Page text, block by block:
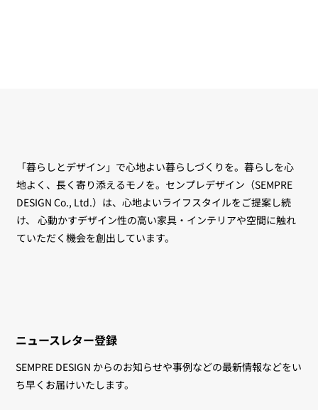
「暮らしとデザイン」で心地よい暮らしづくりを。暮らしを心
地よく、長く寄り添えるモノを。センプレデザイン（SEMPRE
DESIGN Co., Ltd.）は、心地よいライフスタイルをご提案し続
け、 心動かすデザイン性の高い家具・インテリアや空間に触れ
ていただく機会を創出しています。
ニュースレター登録
SEMPRE DESIGN からのお知らせや事例などの最新情報などをい
ち早くお届けいたします。